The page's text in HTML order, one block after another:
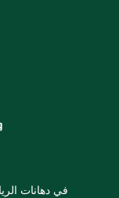
في دهانات